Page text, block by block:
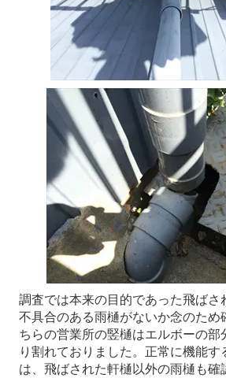
調査では本来の目的であった飛ばさ
不具合のある雨樋がないか念のため
ちらの営業所の竪樋はエルボーの部
り割れておりました。正常に機能す
は、飛ばされた軒樋以外の雨樋も確